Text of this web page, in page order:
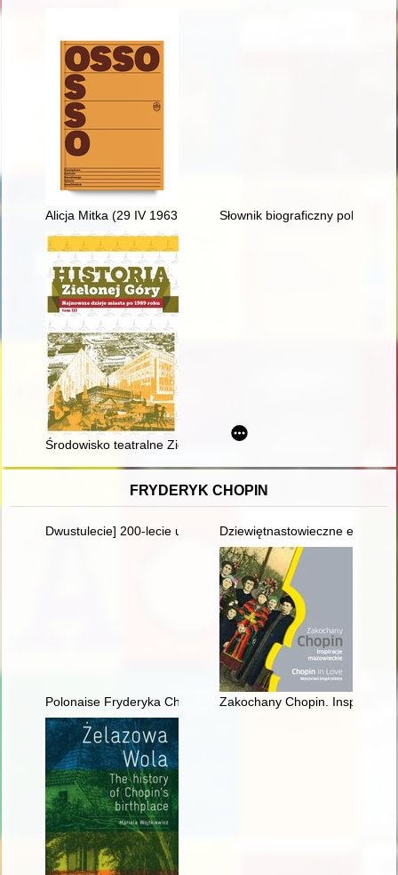
Alicja Mitka (29 IV 1963 - 13 IV 2022)Słownik biograficzny polskiego
Środowisko teatralne Zielonej Góry w latach 1981-2022
FRYDERYK CHOPIN
Dwustulecie] 200-lecie urodzin Fryderyka Chopina
Dziewiętnastowieczne edycje
Polonaise Fryderyka Chopina. Zagadka inicjalnej figury
Zakochany Chopin. Inspiracje